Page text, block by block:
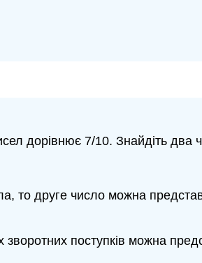
дорівнює 7/10. Знайдіть два
то друге число можна
зворотних поступків можна